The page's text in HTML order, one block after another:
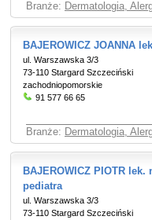
Branże: Dermatologia,
BAJEROWICZ JOANNA
ul. Warszawska 3/3
73-110 Stargard Szczeciński
zachodniopomorskie
91 577 66 65
Branże: Dermatologia,
BAJEROWICZ PIOTR
pediatra
ul. Warszawska 3/3
73-110 Stargard Szczeciński